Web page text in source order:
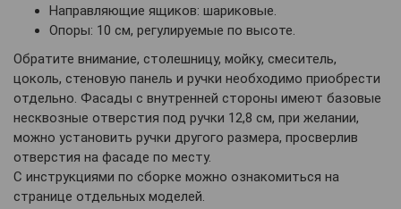
Направляющие ящиков: шариковые.
Опоры: 10 см, регулируемые по высоте.
Обратите внимание, столешницу, мойку, смеситель,
цоколь, стеновую панель и ручки необходимо приобрести
отдельно. Фасады с внутренней стороны имеют базовые
несквозные отверстия под ручки 12,8 см, при желании,
можно установить ручки другого размера, просверлив
отверстия на фасаде по месту.
С инструкциями по сборке можно ознакомиться на
странице отдельных моделей.